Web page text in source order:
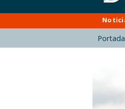
Portada